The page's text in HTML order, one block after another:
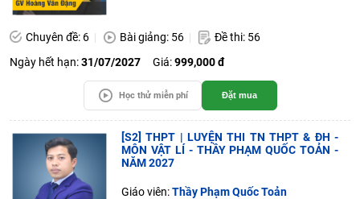
Chuyên đề: 6 Bài giảng: 56
Đề thi: 56
Ngày hết hạn:31/07/2027 Giá:999,000 đ
Học thử miễn phí Đặt mua
[S2] THPT | LUYỆN THI TN THPT & ĐH -
MÔN VẬT LÍ - THẦY PHẠM QUỐC TOẢN -
NĂM 2027
Giáo viên:Thầy Phạm Quốc Toản